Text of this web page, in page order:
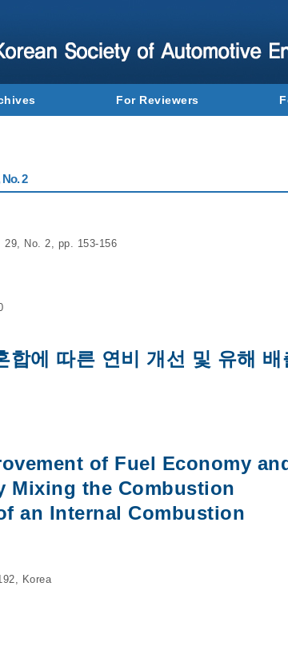
For Reviewers
2
No. 2, pp. 153-156
합에 따른 연비 개선 및 유해 배
of Fuel Economy
Mixing the Combustion
an Internal Combustion
Korea